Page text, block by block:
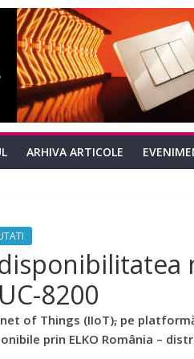
ARHIVA ARTICOLE
8200
of Things (IIoT), pe
prin ELKO România –